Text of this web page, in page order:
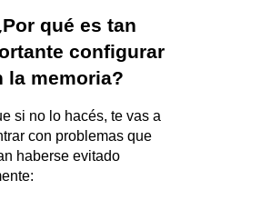
qué es tan
configurar
la memoria?
si no lo hacés, te vas a
con problemas que
haberse evitado